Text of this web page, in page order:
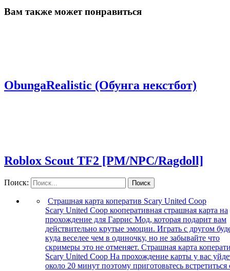
Вам также может понравиться
ObungaRealistic (Обунга некстбот)
Roblox Scout TF2 [PM/NPC/Ragdoll]
Поиск: Поиск
Страшная карта коператив Scary United Coop
Scary United Coop кооперативная страшная карта на
прохождение для Гаррис Мод, которая подарит вам
действительно крутые эмоции. Играть с другом
куда веселее чем в одиночку, но не забывайте что
скримеры это не отменяет. Страшная карта
Scary United Coop На прохождение карты у вас
около 20 минут поэтому приготовьтесь встретиться